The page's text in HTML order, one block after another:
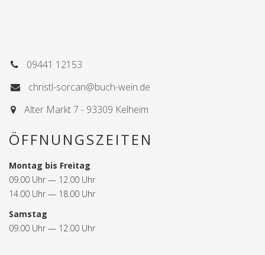
09441 12153
christl-sorcan@buch-wein.de
Alter Markt 7 - 93309 Kelheim
ÖFFNUNGSZEITEN
Montag bis Freitag
09.00 Uhr — 12.00 Uhr
14.00 Uhr — 18.00 Uhr
Samstag
09.00 Uhr — 12.00 Uhr